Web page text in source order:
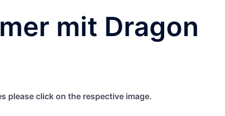
mit Dragon
plea­se click on the respec­ti­ve image.